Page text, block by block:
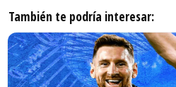
También te podría interesar: